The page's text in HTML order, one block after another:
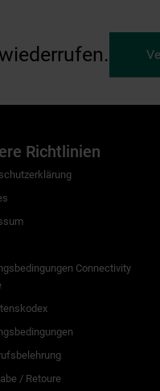
Richtlinien
Connectivity
/ Retoure